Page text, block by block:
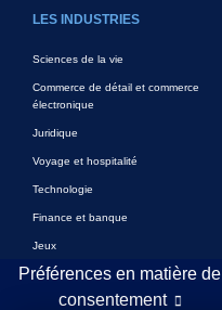
LES INDUSTRIES
Sciences de la vie
Commerce de détail et commerce
électronique
Juridique
Voyage et hospitalité
Technologie
Finance et banque
Jeux
Divertissement
Marketing numérique et publicité
Préférences en matière de
consentement